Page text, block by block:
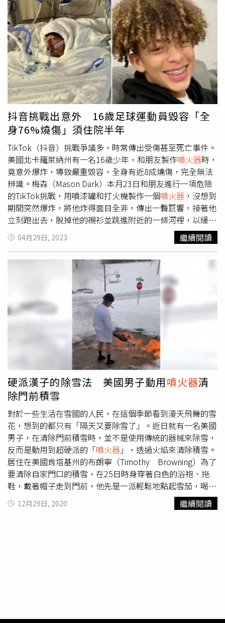
火被捕身分曝光。（圖／翻攝自X）
男和其8歲幼子噴汽油，還準備點燃汔油，情況十分危急。
謝男警覺不妙立即下車，使勁一拳將詹男擊倒在地，才化解
危機，若謝男反應不及，後果不堪設想，不過謝男因被汽油
噴到，左眼產生化學性傷害，造成左側眼表角膜炎，謝男兒
子則有吸入有機溶劑氣體而不適，送醫幸無大礙。檢警調查
時，詹男坦承拿高壓噴灑器朝謝姓父子噴灑汽油，但否認有
殺人未遂犯行，推說還沒打開噴火器
開關，不料監視器拍得
一清二楚，證人也證稱詹男噴灑汽油，並轉動
噴火器開關。
彰化地院認為，詹男所為已構成殺人未遂罪行，又故意對未
成年謝子犯罪，危害生命安全行為，且父子皆受傷就醫，詹
男否認殺人未遂犯行、且尚未賠償被害人，法官審酌被害人
受傷程度，重判有期徒刑8年。可上訴
抖音挑戰出意外 16歲足球運動員毀容「全
身76%燒傷」須住院半年
TikTok（抖音）挑戰爭議多，時常傳出受傷甚至死亡事件。
美國北卡羅萊納州有一名16歲少年，和朋友製作噴火器時，
竟意外爆炸，導致嚴重毀容，全身有近8成燒傷，完全無法
辨識。梅森（Mason Dark）本月23日和朋友進行一項危險
的TikTok挑戰，用噴漆罐和打火機製作一個噴火器 ，沒想到
期間突然爆炸，將他炸得面目全非，傳出一聲巨響，接著他
立刻跑出去，脫掉他的襯衫並跳進附近的一條河裡，以緩解
燒傷，但皮膚整個燒焦了。更糟糕的是，因為撕下燃燒的襯
衫，背部造成T字形的3度灼傷，而且還可能被河水感染，這
2個舉動導致病情惡化。梅森立刻跳進河裡，希望緩解燒
傷。（圖／翻攝自YouTube）梅森的媽媽霍莉（Holli
Dark）接受《WRAL》訪問，透露在睡覺的時候，接到兒子
好友的電話，告知發生意外，「我討厭經歷這個，真的很希
望能讓孩子知道事情的危險，以及他們為了好玩而必須承擔
的風險」。霍莉指出，兒子被緊急送往燒傷中心，診斷全身
有76%的燒傷面積，她相當難過，完全無法辨識兒子的臉，
後來接受植皮手術，「看著皮膚慢慢癒合，就像在草坪上播
種一樣」。據了解，梅森是一名非常活躍的足球運動員和田
徑運動員，但未來6個月只能在燒傷中心度過，等到傷口癒
合，還有好一段時間要等，他的奶奶海蒂（Heidi
Simpson）發起GoFundMe募款活動，希望幫忙籌到醫藥費
和其他費用。
04月29日, 2023 繼續閱讀
硬派漢子的除雪法 美國男子動用噴火器清
除門前積雪
對於一些生活在雪國的人民，在這個季節看到漫天飛舞的雪
花，想到的都只有「隔天又要除雪了」。近日就有一名美國
男子，在清除門前積雪時，並不是使用傳統的器械來除雪，
反而是動用到超硬派的「噴火器 」，透過火焰來清除積雪。
居住在美國肯塔基州的布朗寧（Timothy Browning）為了
要清除自家門口的積雪，在25日時身穿著白色的浴袍、拖
鞋，戴著帽子走到門前，他先是一派輕鬆地點起雪茄，喝著
手上的啤酒，接著啟動手中的
，強烈的火焰開始融化
周遭的積雪，而他一派輕鬆的態度，再加上抽著雪茄時愜意
12月29日, 2020 繼續閱讀